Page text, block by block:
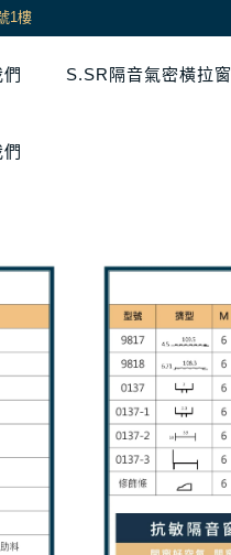
1樓
們 S.SR隔音氣密橫拉窗